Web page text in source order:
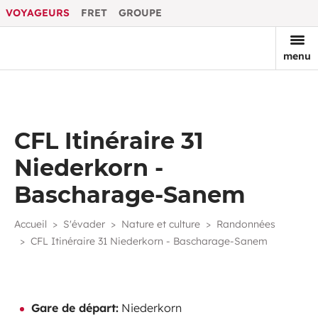
VOYAGEURS FRET GROUPE
menu
CFL Itinéraire 31
Niederkorn -
Bascharage-Sanem
Accueil S'évader Nature et culture
Randonnées
CFL Itinéraire 31 Niederkorn - Bascharage-Sanem
Gare de départ: Niederkorn